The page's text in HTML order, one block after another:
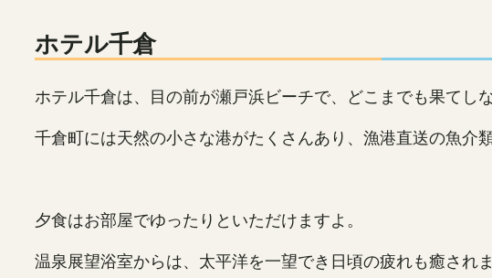
ホテル千倉
ホテル千倉は、目の前が瀬戸浜ビーチで、どこまでも果て
千倉町には天然の小さな港がたくさんあり、漁港直送の魚介
夕食はお部屋でゆったりといただけますよ。
温泉展望浴室からは、太平洋を一望でき日頃の疲れも癒されま